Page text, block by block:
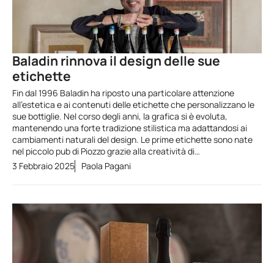
Baladin rinnova il design delle sue
etichette
Fin dal 1996 Baladin ha riposto una particolare attenzione
all’estetica e ai contenuti delle etichette che personalizzano le
sue bottiglie. Nel corso degli anni, la grafica si è evoluta,
mantenendo una forte tradizione stilistica ma adattandosi ai
cambiamenti naturali del design. Le prime etichette sono nate
nel piccolo pub di Piozzo grazie alla creatività di…
3 Febbraio 2025
Paola Pagani